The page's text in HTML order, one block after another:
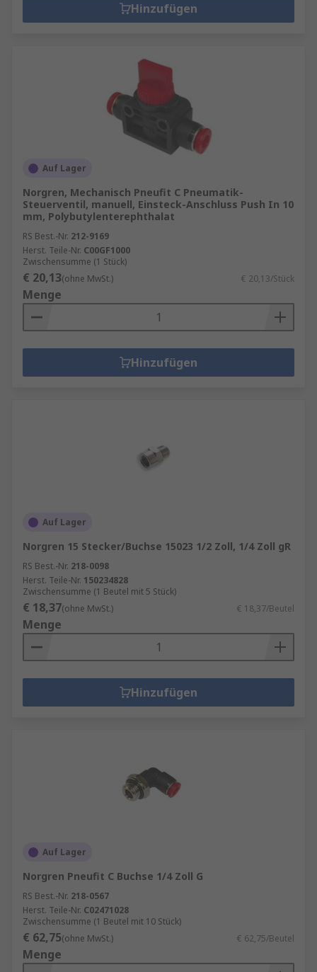
Hinzufügen
Auf Lager
Norgren, Mechanisch Pneufit C Pneumatik-
Steuerventil, manuell, Einsteck-Anschluss Push In 10
mm, Polybutylenterephthalat
RS Best.-Nr. 212-9169
Herst. Teile-Nr. C00GF1000
Zwischensumme (1 Stück)
€ 20,13(ohne MwSt.) € 20,13/Stück
Menge
Hinzufügen
Auf Lager
Norgren 15 Stecker/Buchse 15023 1/2 Zoll, 1/4 Zoll gR
RS Best.-Nr. 218-0098
Herst. Teile-Nr. 150234828
Zwischensumme (1 Beutel mit 5 Stück)
€ 18,37(ohne MwSt.) € 18,37/Beutel
Menge
Hinzufügen
Auf Lager
Norgren Pneufit C Buchse 1/4 Zoll G
RS Best.-Nr. 218-0567
Herst. Teile-Nr. C02471028
Zwischensumme (1 Beutel mit 10 Stück)
€ 62,75(ohne MwSt.) € 62,75/Beutel
Menge